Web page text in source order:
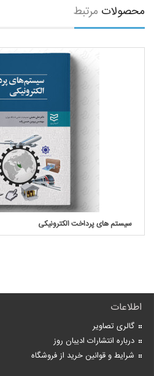
محصولات مرتبط
سیستم های پرداخت الکترونیکی
اطلاعات
گالری تصاویر
درباره انتشارات ادیبان روز
شرایط و قوانین خرید از فروشگاه